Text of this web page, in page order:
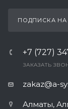
ПОДПИСКА НА
+7 (727)
ЗАКАЗАТЬ
zakaz@a-
Алматы,